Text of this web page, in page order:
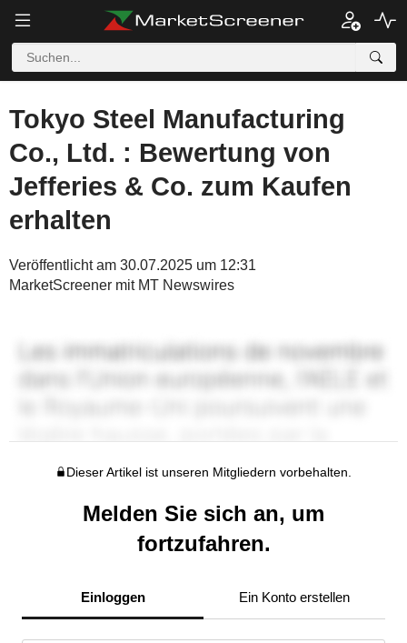
Tokyo Steel Manufacturing
Co., Ltd. : Bewertung von
Jefferies & Co. zum Kaufen
erhalten
Veröffentlicht am 30.07.2025 um 12:31
MarketScreener mit MT Newswires
Dieser Artikel ist unseren Mitgliedern vorbehalten.
Melden Sie sich an, um
fortzufahren.
Einloggen Ein Konto erstellen